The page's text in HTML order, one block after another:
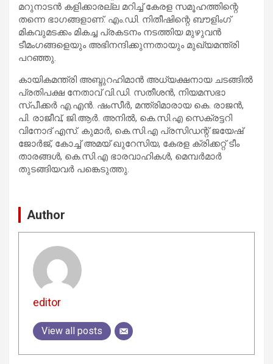
മറുനാടൻ കളിക്കാരല്ല മറിച്ച് കേരള സമൂഹത്തിന്റെ
തന്നെ ഭാഗങ്ങളാണ്. എം.ഡി. നിതീഷിന്റെ ബൗളിംഗ്
മികവുമടക്കം മികച്ച പ്രകടനം നടത്തിയ മുഴുവൻ
ടീമംഗങ്ങളെയും അഭിനന്ദിക്കുന്നതായും മുഖ്യമന്ത്രി
പറഞ്ഞു.
കായികമന്ത്രി അബ്ദുറഹിമാൻ അധ്യക്ഷനായ ചടങ്ങിൽ
പ്രതിപക്ഷ നേതാവ് വി.ഡി. സതീശൻ, നിയമസഭാ
സ്പീക്കർ എ.എൻ. ഷംസീർ, മന്ത്രിമാരായ കെ. രാജൻ,
പി. രാജീവ്, ജി.ആർ. അനിൽ, കെ.സി.എ സെക്രട്ടറി
വിനോദ് എസ്. കുമാർ, കെ.സി.എ പ്രസിഡന്റ് ജയേഷ്
ജോർജ്, കോച്ച് അമയ് ഖുറേസിയ, കേരള ക്രിക്കറ്റ് ടീം
താരങ്ങൾ, കെ.സി.എ ഭാരവാഹികൾ, മെമ്പർമാർ
തുടങ്ങിയവർ പങ്കെടുത്തു.
Author
editor
View all posts